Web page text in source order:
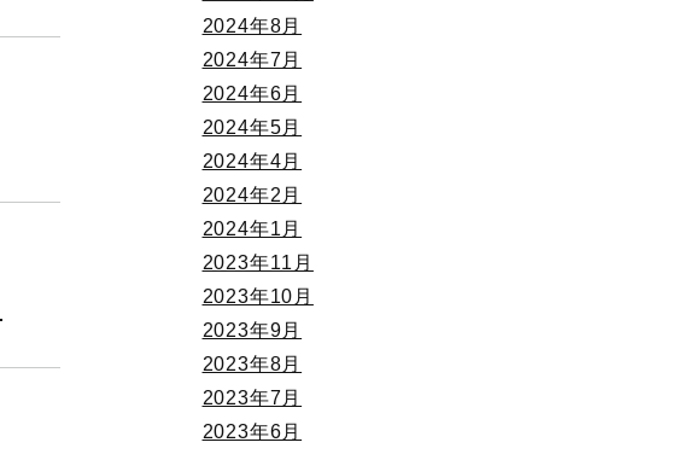
2024年8月
2024年7月
2024年6月
2024年5月
2024年4月
2024年2月
2024年1月
2023年11月
2023年10月
2023年9月
2023年8月
2023年7月
2023年6月